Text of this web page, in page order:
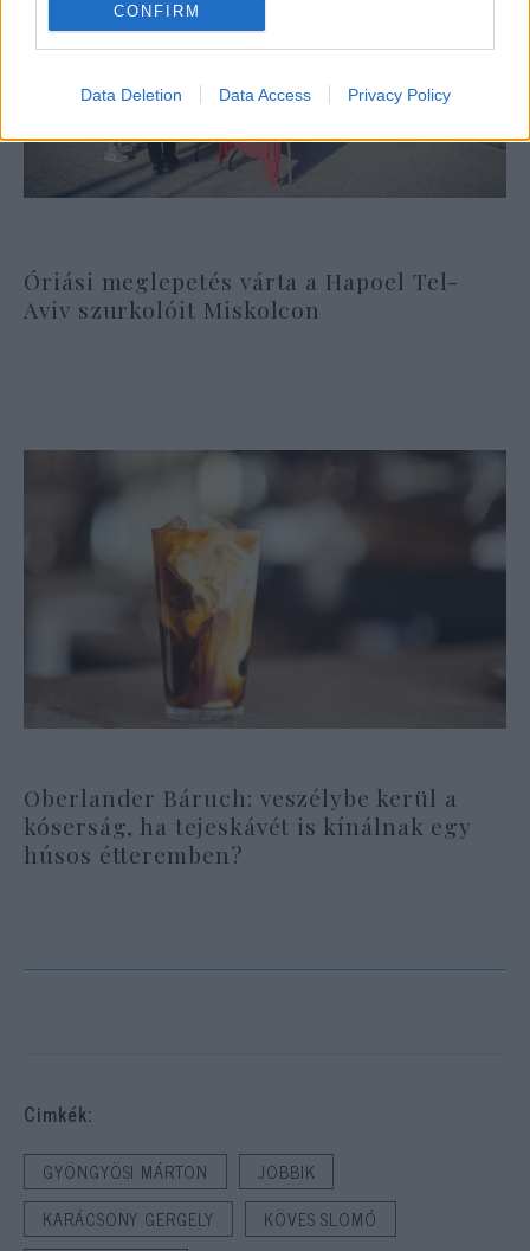
CONFIRM
Data Deletion Data Access Privacy Policy
Óriási meglepetés várta a Hapoel Tel-
Aviv szurkolóit Miskolcon
Oberlander Báruch: veszélybe kerül a
kóserság, ha tejeskávét is kínálnak egy
húsos étteremben?
Cimkék:
GYÖNGYÖSI MÁRTON
JOBBIK
KARÁCSONY GERGELY
KÖVES SLOMÓ